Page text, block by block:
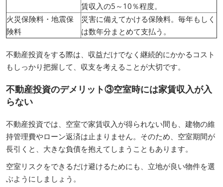
賃収入の5～10％程度。
火災保険料・地震保
険料
災害に備えてかける保険料。毎年もしく
は数年分まとめて支払う。
不動産投資をする際は、収益だけでなく継続的にかかるコスト
もしっかり把握して、収支を考えることが大切です。
不動産投資のデメリット③空室時には家賃収入が入
らない
不動産投資では、空室で家賃収入が得られない間も、建物の維
持管理費やローン返済は止まりません。そのため、空室期間が
長引くと、大きな負債を抱えてしまうこともあります。
空室リスクをできるだけ避けるためにも、立地が良い物件を選
ぶようにしましょう。